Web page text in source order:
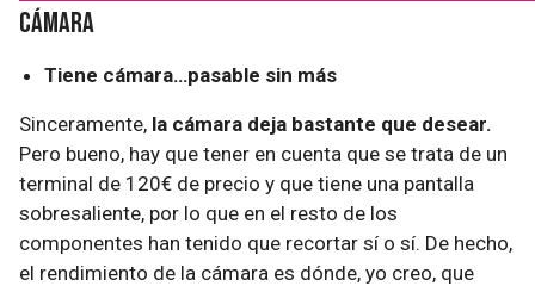
Cámara
Tiene cámara…pasable sin más
Sinceramente, la cámara deja bastante que desear.
Pero bueno, hay que tener en cuenta que se trata de un
terminal de 120€ de precio y que tiene una pantalla
sobresaliente, por lo que en el resto de los
componentes han tenido que recortar sí o sí. De hecho,
el rendimiento de la cámara es dónde, yo creo, que